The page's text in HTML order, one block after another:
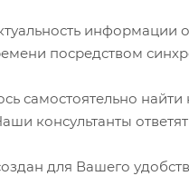
информации
посредством
самостоятельно
консультанты
для Вашего